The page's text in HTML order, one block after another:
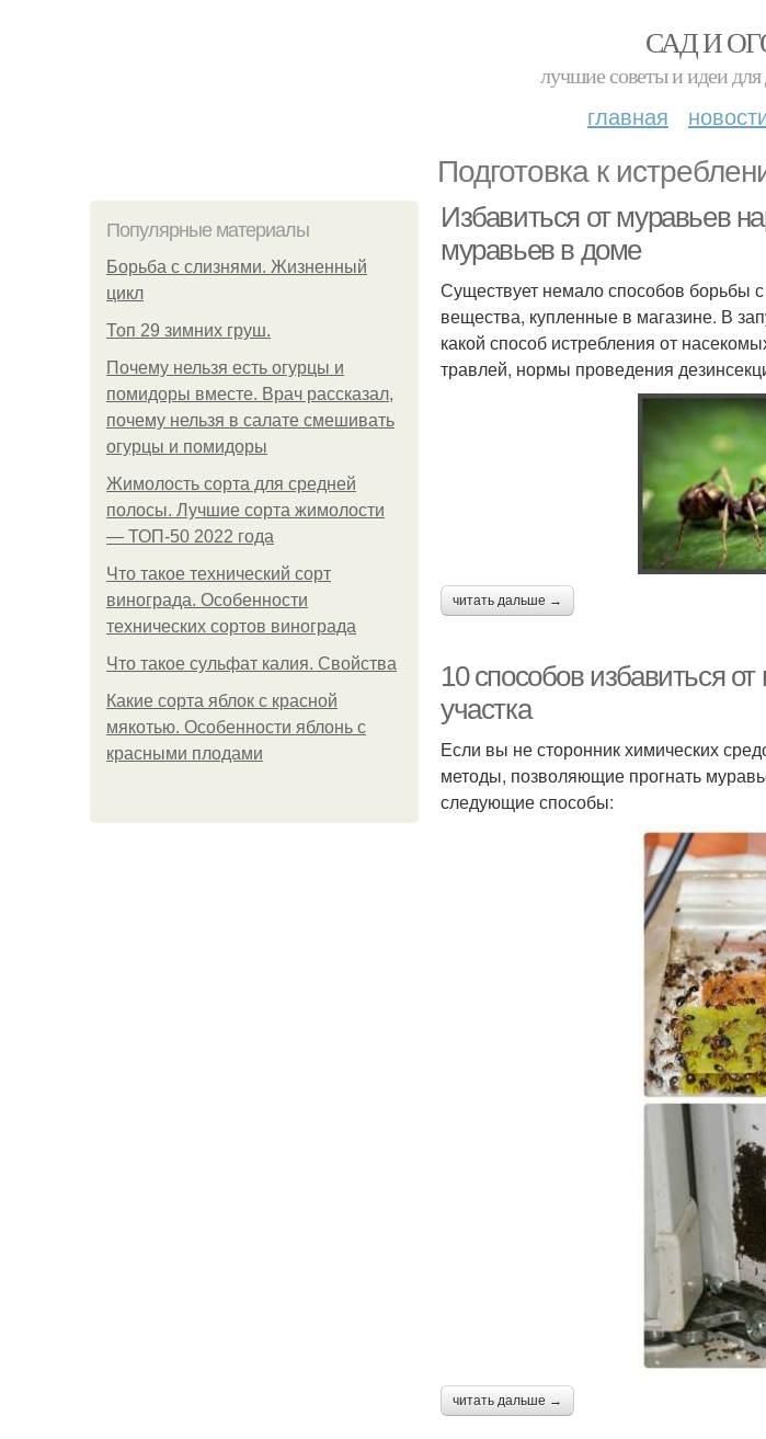
САД И
лучшие советы и идеи для
главная
Подготовка к
Популярные материалы
Борьба с слизнями. Жизненный
цикл
Топ 29 зимних груш.
Почему нельзя есть огурцы и
помидоры вместе. Врач рассказал,
почему нельзя в салате смешивать
огурцы и помидоры
Жимолость сорта для средней
полосы. Лучшие сорта жимолости
— ТОП-50 2022 года
Что такое технический сорт
винограда. Особенности
технических сортов винограда
Что такое сульфат калия. Свойства
Какие сорта яблок с красной
мякотью. Особенности яблонь с
красными плодами
Избавиться от муравьев
муравьев в доме
Существует немало способов борьбы
вещества, купленные в магазине. В
какой способ истребления от
травлей, нормы проведения
читать дальше →
10 способов избавиться
участка
Если вы не сторонник химических
методы, позволяющие прогнать
следующие способы:
читать дальше →